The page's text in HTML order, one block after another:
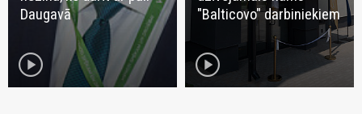
Daugavā
play_circle
"Balticovo" darbiniekiem
play_circle